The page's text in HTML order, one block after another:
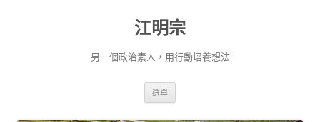
江明宗
另一個政治素人，用行動培養想法
選單